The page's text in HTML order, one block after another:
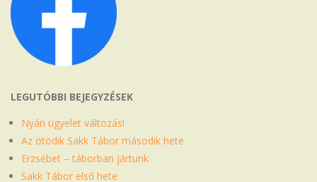
LEGUTÓBBI BEJEGYZÉSEK
Nyári ügyelet változás!
Az ötödik Sakk Tábor második hete
Erzsébet – táborban jártunk
Sakk Tábor első hete